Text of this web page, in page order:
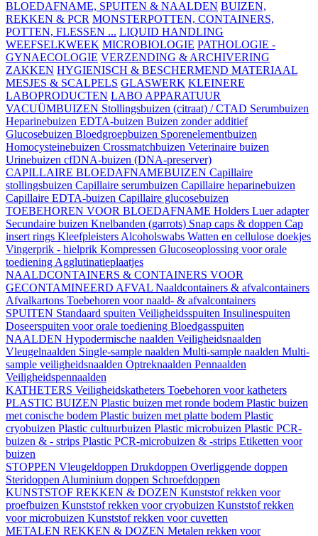
BLOEDAFNAME, SPUITEN & NAALDEN BUIZEN,
REKKEN & PCR MONSTERPOTTEN, CONTAINERS,
POTTEN, FLESSEN ... LIQUID HANDLING
WEEFSELKWEEK MICROBIOLOGIE PATHOLOGIE -
GYNAECOLOGIE VERZENDING & ARCHIVERING
ZAKKEN HYGIENISCH & BESCHERMEND MATERIAAL
MESJES & SCALPELS GLASWERK KLEINERE
LABOPRODUCTEN LABO APPARATUUR
VACUÜMBUIZEN Stollingsbuizen (citraat) / CTAD Serumbuizen
Heparinebuizen EDTA-buizen Buizen zonder additief
Glucosebuizen Bloedgroepbuizen Sporenelementbuizen
Homocysteinebuizen Crossmatchbuizen Veterinaire buizen
Urinebuizen cfDNA-buizen (DNA-preserver)
CAPILLAIRE BLOEDAFNAMEBUIZEN Capillaire
stollingsbuizen Capillaire serumbuizen Capillaire heparinebuizen
Capillaire EDTA-buizen Capillaire glucosebuizen
TOEBEHOREN VOOR BLOEDAFNAME Holders Luer adapter
Secundaire buizen Knelbanden (garrots) Snap caps & doppen Cap
insert rings Kleefpleisters Alcoholswabs Watten en cellulose doekjes
Vingerprik - hielprik Kompressen Glucoseoplossing voor orale
toediening Agglutinatieplaatjes
NAALDCONTAINERS & CONTAINERS VOOR
GECONTAMINEERD AFVAL Naaldcontainers & afvalcontainers
Afvalkartons Toebehoren voor naald- & afvalcontainers
SPUITEN Standaard spuiten Veiligheidsspuiten Insulinespuiten
Doseerspuiten voor orale toediening Bloedgasspuiten
NAALDEN Hypodermische naalden Veiligheidsnaalden
Vleugelnaalden Single-sample naalden Multi-sample naalden Multi-
sample veiligheidsnaalden Optreknaalden Pennaalden
Veiligheidspennaalden
KATHETERS Veiligheidskatheters Toebehoren voor katheters
PLASTIC BUIZEN Plastic buizen met ronde bodem Plastic buizen
met conische bodem Plastic buizen met platte bodem Plastic
cryobuizen Plastic cultuurbuizen Plastic microbuizen Plastic PCR-
buizen & - strips Plastic PCR-microbuizen & -strips Etiketten voor
buizen
STOPPEN Vleugeldoppen Drukdoppen Overliggende doppen
Steridoppen Aluminium doppen Schroefdoppen
KUNSTSTOF REKKEN & DOZEN Kunststof rekken voor
proefbuizen Kunststof rekken voor cryobuizen Kunststof rekken
voor microbuizen Kunststof rekken voor cuvetten
METALEN REKKEN & DOZEN Metalen rekken voor